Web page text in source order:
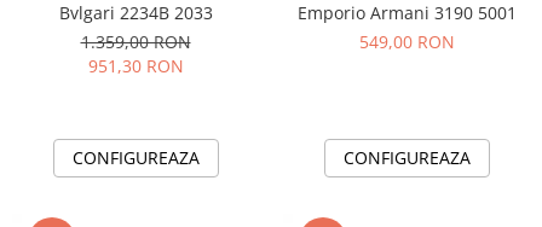
Bvlgari 2234B 2033
1.359,00 RON
951,30 RON
CONFIGUREAZA
Emporio Armani 3190 5001
549,00 RON
CONFIGUREAZA